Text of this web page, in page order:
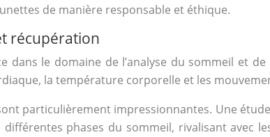
de manière responsable et éthique.
récupération
dans le domaine de l’analyse du sommeil et
la température corporelle et les
particulièrement impressionnantes. Une
phases du sommeil, rivalisant avec